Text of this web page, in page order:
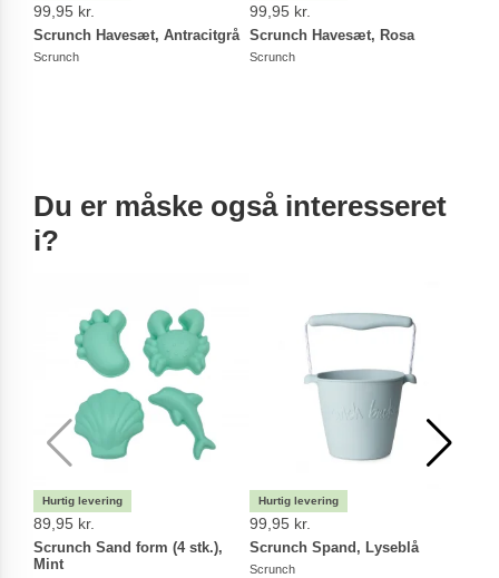
99,95 kr.
Scrunch Havesæt, Antracitgrå
Scrunch
99,95 kr.
Scrunch Havesæt, Rosa
Scrunch
Du er måske også interesseret
i?
89,95 kr.
Scrunch Sand form (4 stk.),
Mint
99,95 kr.
Scrunch Spand, Lyseblå
Scrunch